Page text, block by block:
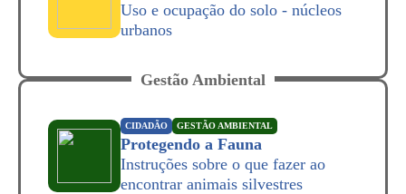
Uso e ocupação do solo - núcleos
urbanos
Gestão Ambiental
CIDADÃO GESTÃO AMBIENTAL
Protegendo a Fauna
Instruções sobre o que fazer ao
encontrar animais silvestres